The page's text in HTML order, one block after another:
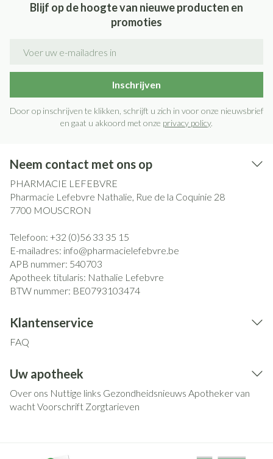
Blijf op de hoogte van nieuwe producten en
promoties
Inschrijven
Door op inschrijven te klikken, schrijft u zich in voor onze nieuwsbrief
en gaat u akkoord met onze privacy policy.
Neem contact met ons op
PHARMACIE LEFEBVRE
Pharmacie Lefebvre Nathalie, Rue de la Coquinie 28
7700 MOUSCRON
Telefoon: +32 (0)56 33 35 15
E-mailadres: info@pharmacielefebvre.be
APB nummer: 540703
Apotheek titularis: Nathalie Lefebvre
BTW nummer: BE0793103474
Klantenservice
FAQ
Uw apotheek
Over ons Nuttige links Gezondheidsnieuws Apotheker van
wachtVoorschrift Zorgtarieven